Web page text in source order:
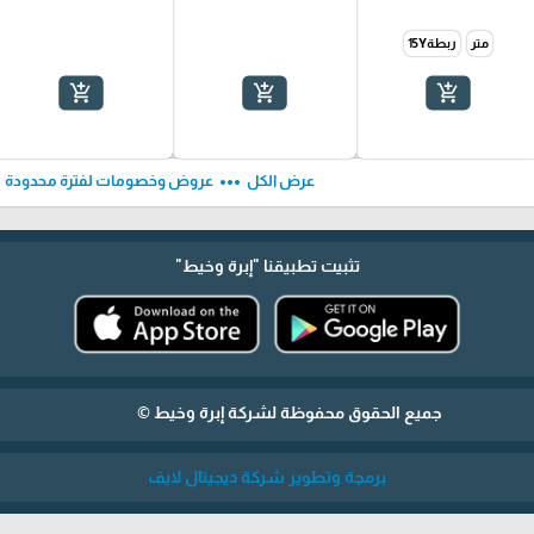
متر ربطة15Y
add_shopping_cart
add_shopping_cart
add_shopping_cart
عرض الكل more_horiz عروض وخصومات لفترة محدودة
تثبيت تطبيقنا "إبرة وخيط"
جميع الحقوق محفوظة لشركة إبرة وخيط ©
برمجة وتطوير شركة ديجيتال لايف